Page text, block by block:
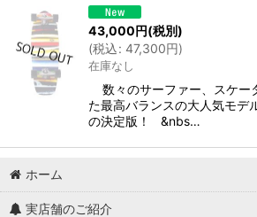
並び順:
絞り込む
43,000円(税別)
(税込: 47,300円)
在庫なし
数々のサーファー、スケー
た最高バランスの大人気モデ
の決定版！ &nbs…
ホーム
実店舗のご紹介